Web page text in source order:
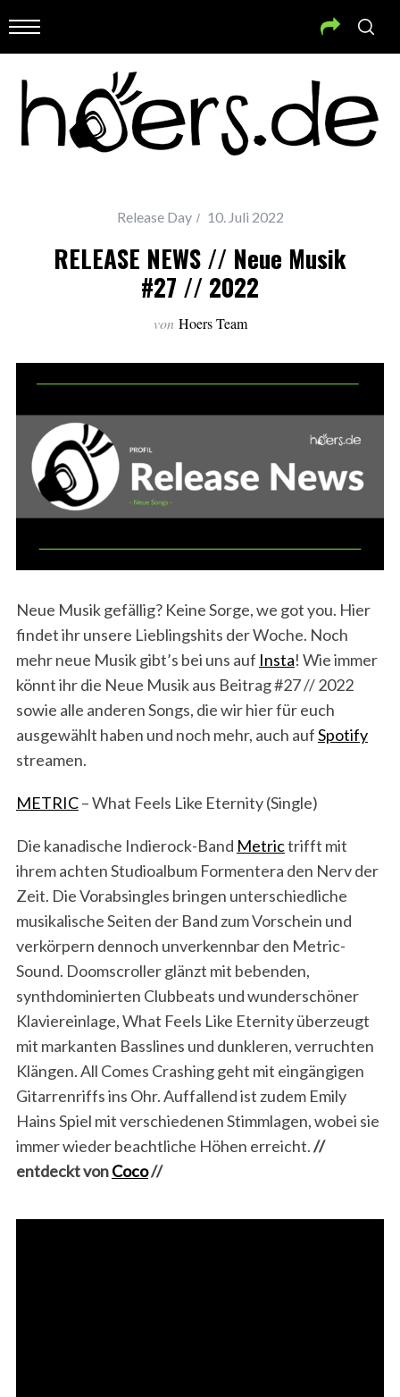
Release Day 10. Juli 2022
RELEASE NEWS // Neue Musik
#27 // 2022
von Hoers Team
Neue Musik gefällig? Keine Sorge, we got you. Hier
findet ihr unsere Lieblingshits der Woche. Noch
mehr neue Musik gibt’s bei uns auf Insta! Wie immer
könnt ihr die Neue Musik aus Beitrag #27 // 2022
sowie alle anderen Songs, die wir hier für euch
ausgewählt haben und noch mehr, auch aufSpotify
streamen.
METRIC– What Feels Like Eternity (Single)
Die kanadische Indierock-Band Metrictrifft mit
ihrem achten Studioalbum Formentera den Nerv der
Zeit. Die Vorabsingles bringen unterschiedliche
musikalische Seiten der Band zum Vorschein und
verkörpern dennoch unverkennbar den Metric-
Sound. Doomscroller glänzt mit bebenden,
synthdominierten Clubbeats und wunderschöner
Klaviereinlage, What Feels Like Eternity überzeugt
mit markanten Basslines und dunkleren, verruchten
Klängen. All Comes Crashing geht mit eingängigen
Gitarrenriffs ins Ohr. Auffallend ist zudem Emily
Hains Spiel mit verschiedenen Stimmlagen, wobei sie
immer wieder beachtliche Höhen erreicht.//
entdeckt vonCoco//